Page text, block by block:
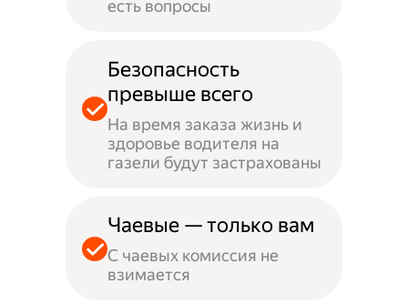
есть вопросы
Безопасность
превыше всего
На время заказа жизнь и
здоровье водителя на
газели будут застрахованы
Чаевые — только вам
С чаевых комиссия не
взимается